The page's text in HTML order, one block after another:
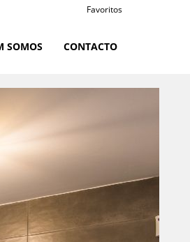
Favoritos
SOMOS CONTACTO